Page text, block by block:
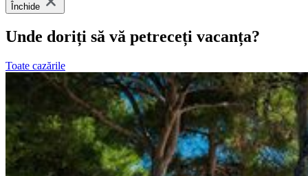
Închide
Unde doriți să vă petreceți vacanța?
Toate cazările